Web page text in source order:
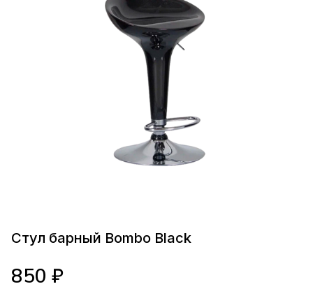
Стул барный Bombo Black
850 ₽